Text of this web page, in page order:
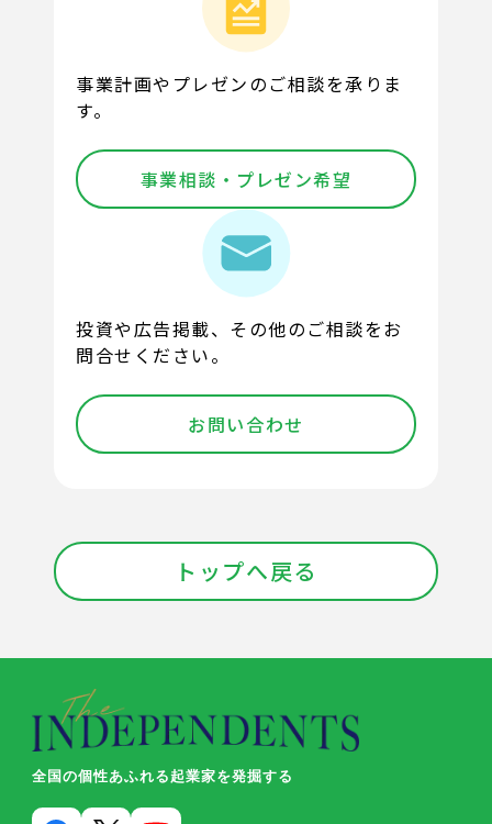
事業計画やプレゼンのご相談を承りま
す。
事業相談・プレゼン希望
投資や広告掲載、その他のご相談をお
問合せください。
お問い合わせ
トップへ戻る
全国の個性あふれる起業家を発掘する